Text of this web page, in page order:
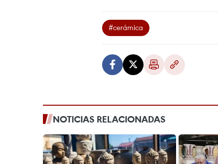
#cerámica
NOTICIAS RELACIONADAS